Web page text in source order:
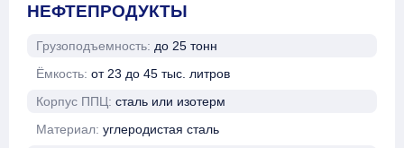
НЕФТЕПРОДУКТЫ
Грузоподъемность: до 25 тонн
Ёмкость: от 23 до 45 тыс. литров
Корпус ППЦ: сталь или изотерм
Материал: углеродистая сталь